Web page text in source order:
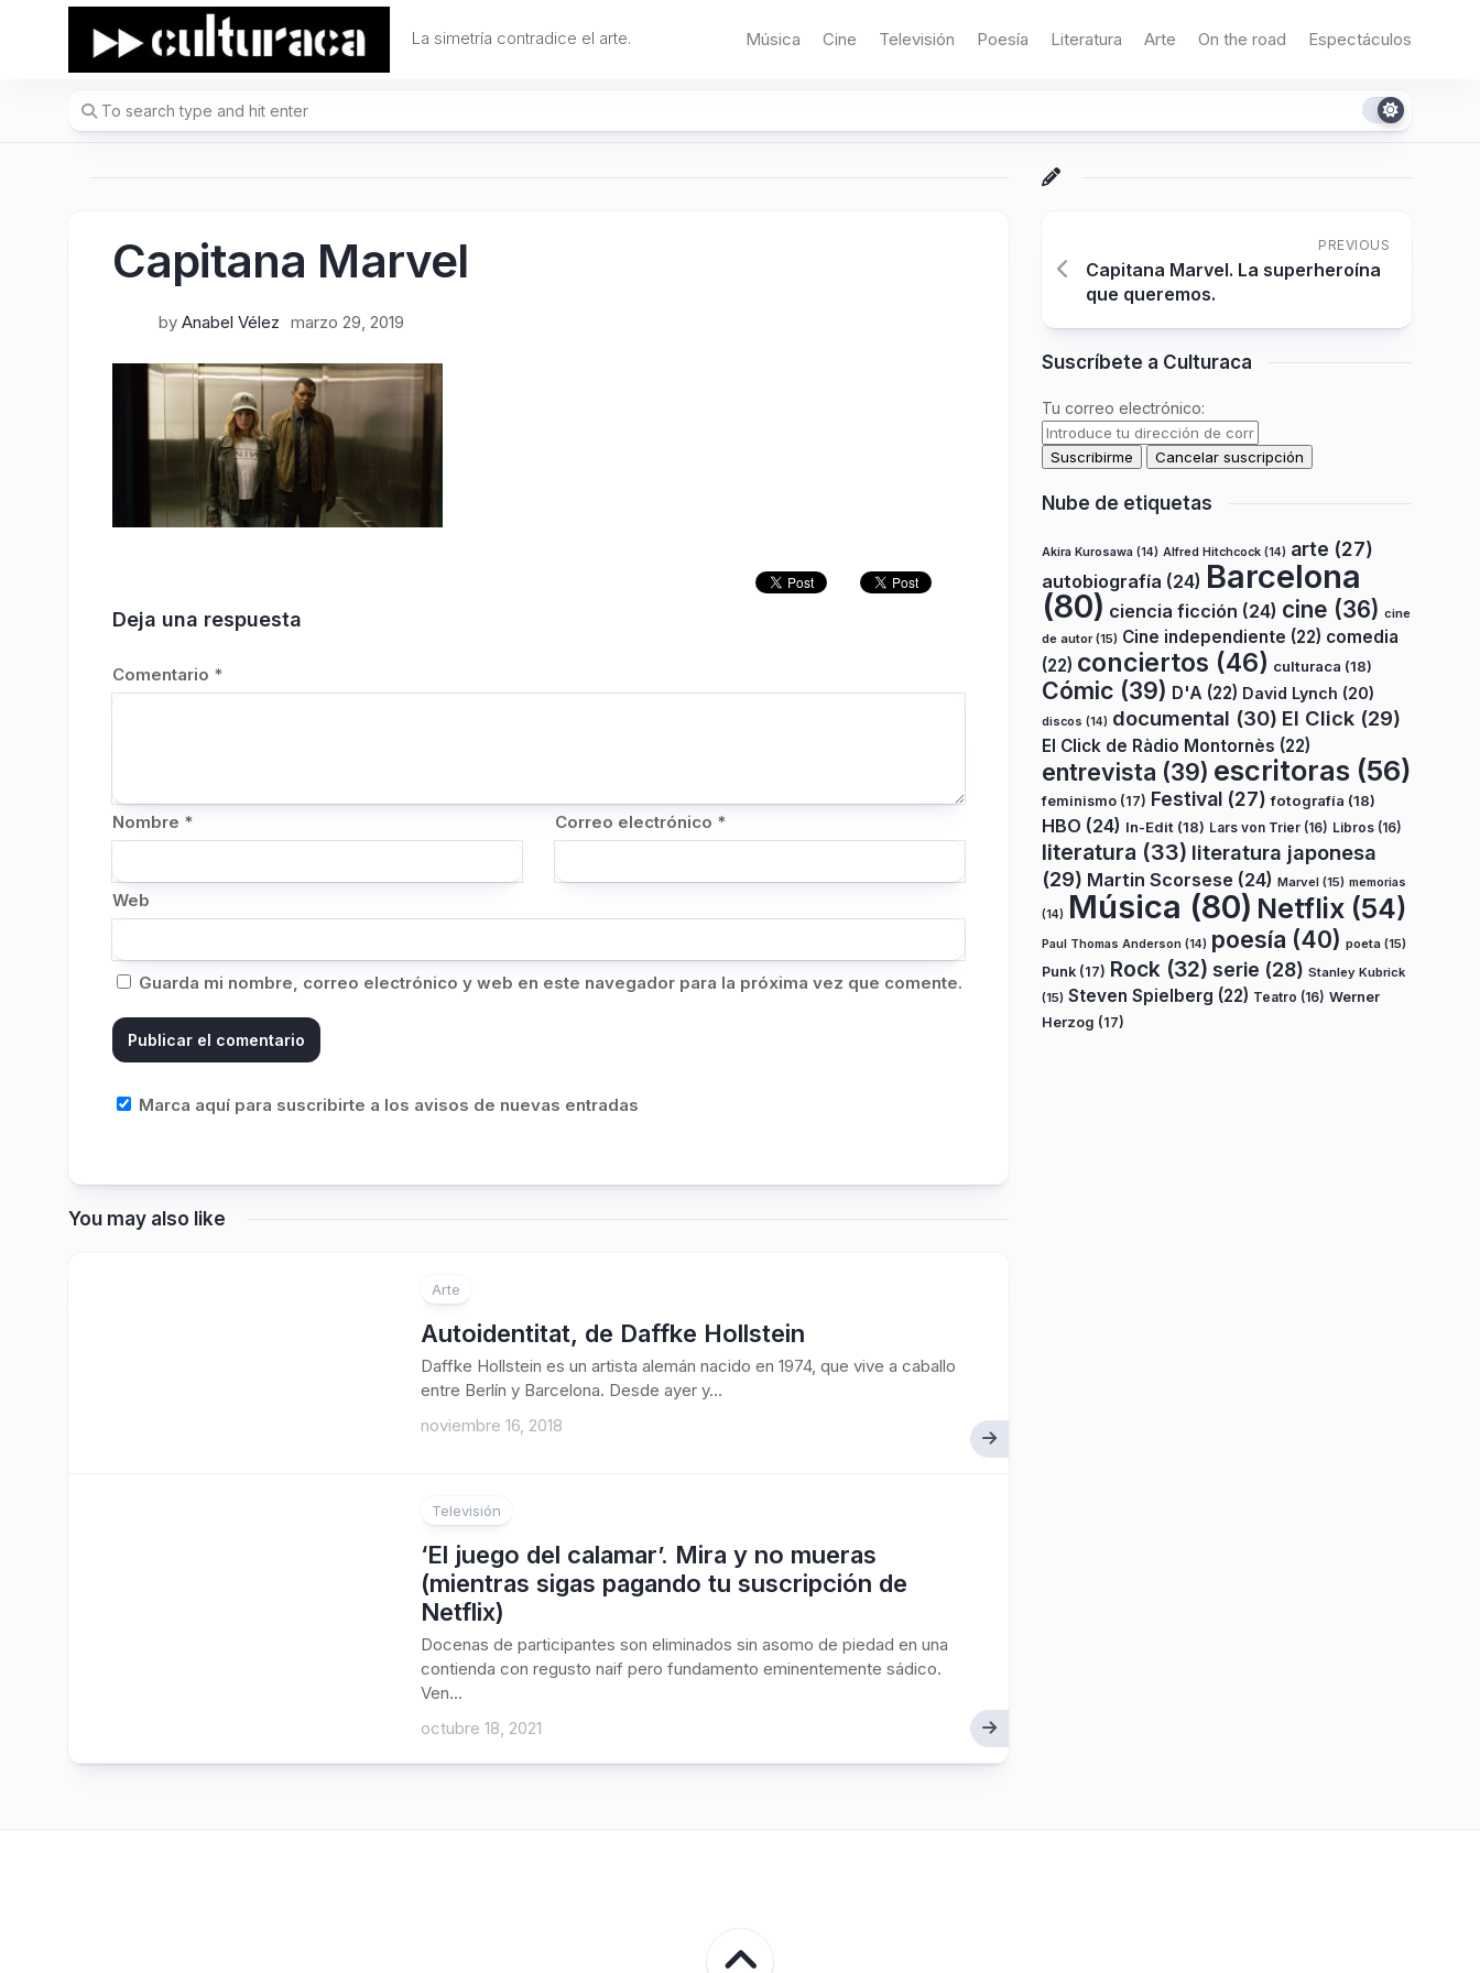
La simetría contradice el arte. Música Cine Televisión Poesía Literatura Arte On the road Espectáculos
Capitana Marvel
by Anabel Vélez marzo 29, 2019
Deja una respuesta
Comentario *
Nombre * Correo electrónico *
Web
Guarda mi nombre, correo electrónico y web en este navegador para la próxima vez que comente.
Marca aquí para suscribirte a los avisos de nuevas entradas
You may also like
Arte
Autoidentitat, de Daffke Hollstein
Daffke Hollstein es un artista alemán nacido en 1974, que vive a caballo
entre Berlín y Barcelona. Desde ayer y...
noviembre 16, 2018
Televisión
‘El juego del calamar’. Mira y no mueras
(mientras sigas pagando tu suscripción de
Netflix)
Docenas de participantes son eliminados sin asomo de piedad en una
contienda con regusto naif pero fundamento eminentemente sádico.
Ven...
octubre 18, 2021
PREVIOUS
Capitana Marvel. La superheroína
que queremos.
Suscríbete a Culturaca
Tu correo electrónico:
Nube de etiquetas
Akira Kurosawa (14) Alfred Hitchcock (14) arte (27)
autobiografía (24) Barcelona
(80) ciencia ficción (24) cine (36) cine
de autor(15) Cine independiente (22) comedia
(22) conciertos (46) culturaca (18)
Cómic (39) D'A (22) David Lynch (20)
discos (14) documental (30) El Click (29)
El Click de Ràdio Montornès (22)
entrevista (39) escritoras (56)
feminismo (17) Festival (27) fotografía (18)
HBO (24) In-Edit (18) Lars von Trier (16) Libros (16)
literatura (33) literatura japonesa
(29) Martin Scorsese (24) Marvel (15) memorias
(14) Música (80) Netflix (54)
Paul Thomas Anderson (14) poesía (40) poeta (15)
Punk (17) Rock (32) serie (28) Stanley Kubrick
(15) Steven Spielberg (22) Teatro (16) Werner
Herzog (17)